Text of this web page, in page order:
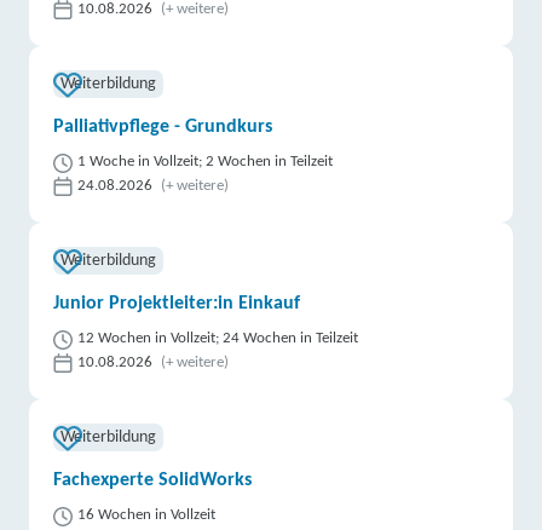
10.08.2026
(+ weitere)
Weiterbildung
Palliativpflege - Grundkurs
1 Woche in Vollzeit; 2 Wochen in Teilzeit
24.08.2026
(+ weitere)
Weiterbildung
Junior Projektleiter:in Einkauf
12 Wochen in Vollzeit; 24 Wochen in Teilzeit
10.08.2026
(+ weitere)
Weiterbildung
Fachexperte SolidWorks
16 Wochen in Vollzeit